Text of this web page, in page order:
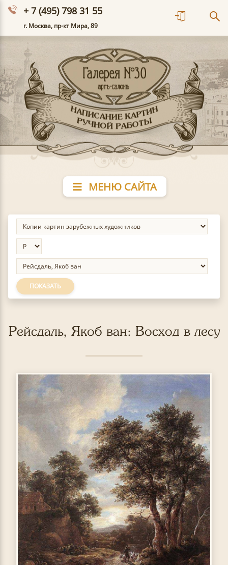
+ 7 (495) 798 31 55
г. Москва, пр-кт Мира, 89
МЕНЮ САЙТА
ПОКАЗАТЬ
Рейсдаль, Якоб ван: Восход в лесу